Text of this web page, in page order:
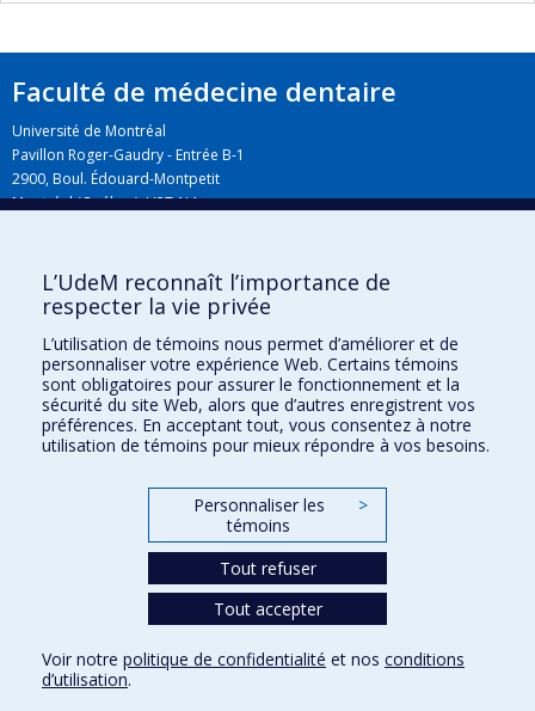
Faculté de médecine dentaire
Université de Montréal
Pavillon Roger-Gaudry - Entrée B-1
2900, Boul. Édouard-Montpetit
Montréal (Québec) H3T 1J4
Plan du campus
Conditions d’utilisation
L’UdeM reconnaît l’importance de
respecter la vie privée
L’utilisation de témoins nous permet d’améliorer et de
personnaliser votre expérience Web. Certains témoins
sont obligatoires pour assurer le fonctionnement et la
sécurité du site Web, alors que d’autres enregistrent vos
préférences. En acceptant tout, vous consentez à notre
utilisation de témoins pour mieux répondre à vos besoins.
Personnaliser les
témoins
>
Tout refuser
Tout accepter
Voir notre politique de confidentialité et nos conditions
d’utilisation.